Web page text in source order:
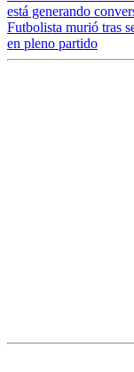
está generando
Futbolista murió tras
en pleno partido